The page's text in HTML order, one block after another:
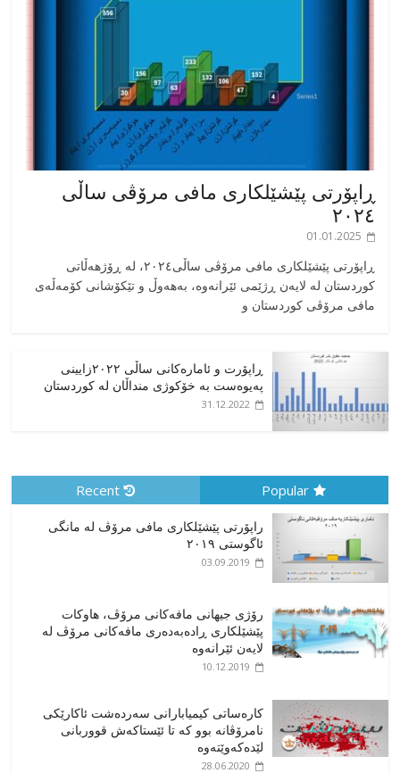
ڕاپۆرتی پێشێلکاری مافی مرۆڤی ساڵی
٢٠٢٤
01.01.2025
‎ڕاپۆرتی پێشێلکاری مافی مرۆڤی ساڵی٢٠٢٤، له ڕۆژهەڵاتی
کوردستان له لایەن ڕژێمی ئێرانەوە، بە‎هەوڵ و تێکۆشانی کۆمەڵەی
مافی مرۆڤی کوردستان و
ڕاپۆرت و ئامارەکانی ساڵی ٢٠٢٢زایینی
پەیوەست بە خۆکوژی منداڵان لە کوردستان
31.12.2022
Popular
Recent
راپۆرتی پێشێلكاری مافی مرۆڤ له‌ مانگی
ئاگوستی ٢٠١٩
03.09.2019
رۆژی جیهانی مافەکانی مرۆڤ، هاوکات
پێشێلکاری ڕادەبەدەری مافەکانی مرۆڤ لە
لایەن ئێرانەوە
10.12.2019
کارەساتی کیمیابارانی سەردەشت ئاکارێکی
نامرۆڤانە بوو کە تا ئێستاکەش قووربانی
لێدەکەوێتەوە
28.06.2020